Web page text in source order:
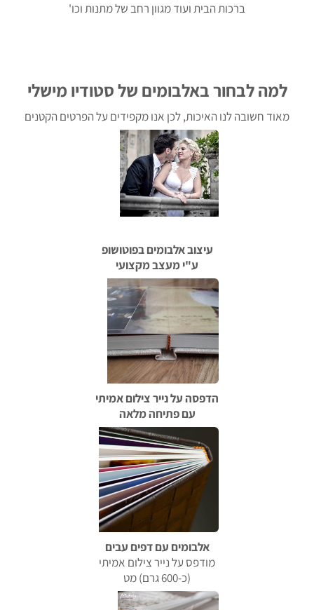
ברכות הבית ועוד מגוון רחב של מתנות וכו'
למה לבחור באלבומים של סטודיו מישלי
מאוד חשובה לנו האיכות, לכן אנו מקפידים על הפרטים הקטנים
עיצוב אלבומים בפוטושופ
ע"י מעצב מקצועי
הדפסה על נייר צילום אמיתי
עם פתיחה מלאה
אלבומים עם דפים עבים
מודפס על נייר צילום אמיתי
(כ-600 גרם) מט